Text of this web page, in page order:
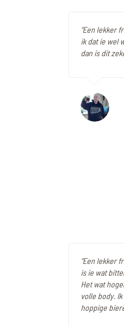
"Een lekker
ik dat ie wel
dan is dit
"Een lekker
is ie wat
Het wat
volle body.
hoppige